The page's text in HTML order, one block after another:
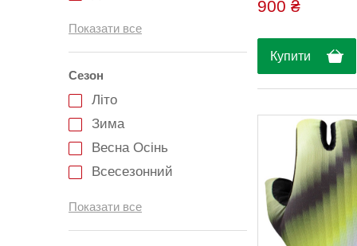
7XL
8XL
32
33
34
35
36
Показати все
Сезон
Літо
Зима
Весна Осінь
Всесезонний
Показати все
900 ₴
Купити